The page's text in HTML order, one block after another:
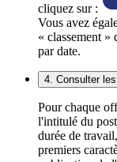
cliquez sur :
Vous avez
« classement »
par date.
4. Consulter
Pour chaque
l'intitulé du
durée de
premiers